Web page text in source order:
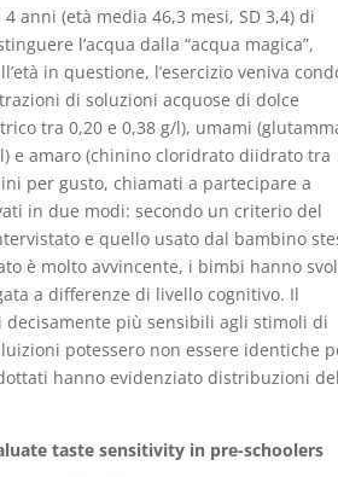
anni (età media 46,3 mesi, SD 3,4) di
l’acqua dalla “acqua magica”,
in questione, l’esercizio veniva
di soluzioni acquose di dolce
tra 0,20 e 0,38 g/l), umami
e amaro (chinino cloridrato diidrato tra
per gusto, chiamati a partecipare a
in due modi: secondo un criterio del
e quello usato dal bambino
è molto avvincente, i bimbi hanno
a differenze di livello cognitivo. Il
più sensibili agli stimoli di
potessero non essere identiche
hanno evidenziato distribuzioni
taste sensitivity in pre-schoolers